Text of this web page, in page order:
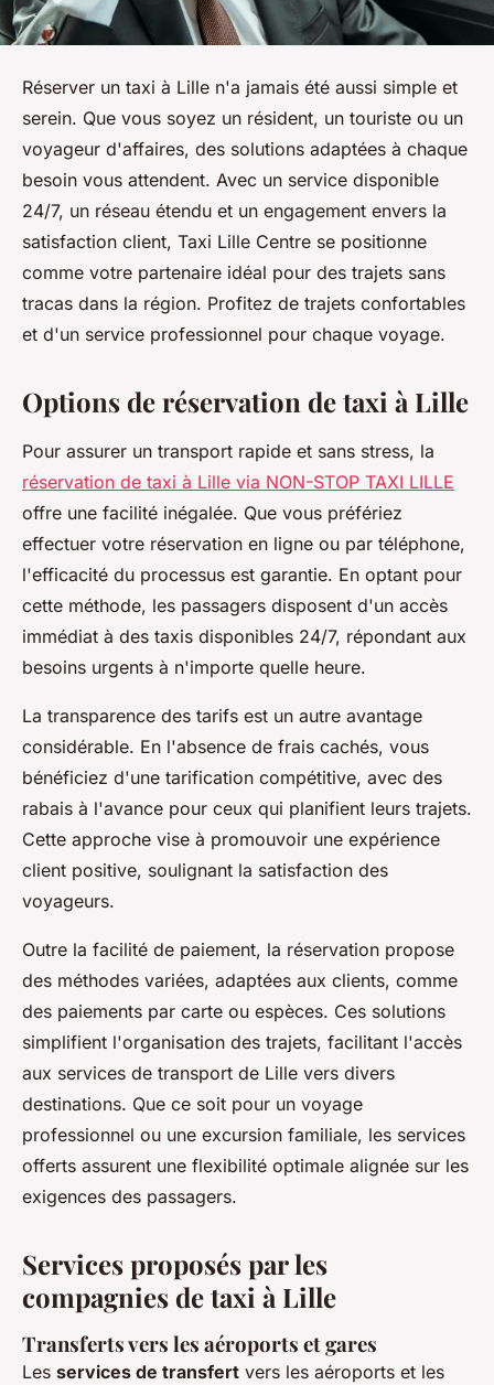
Réserver un taxi à Lille n'a jamais été aussi simple et
serein. Que vous soyez un résident, un touriste ou un
voyageur d'affaires, des solutions adaptées à chaque
besoin vous attendent. Avec un service disponible
24/7, un réseau étendu et un engagement envers la
satisfaction client, Taxi Lille Centre se positionne
comme votre partenaire idéal pour des trajets sans
tracas dans la région. Profitez de trajets confortables
et d'un service professionnel pour chaque voyage.
Options de réservation de taxi à Lille
Pour assurer un transport rapide et sans stress, la
réservation de taxi à Lille via NON-STOP TAXI LILLE
offre une facilité inégalée. Que vous préfériez
effectuer votre réservation en ligne ou par téléphone,
l'efficacité du processus est garantie. En optant pour
cette méthode, les passagers disposent d'un accès
immédiat à des taxis disponibles 24/7, répondant aux
besoins urgents à n'importe quelle heure.
La transparence des tarifs est un autre avantage
considérable. En l'absence de frais cachés, vous
bénéficiez d'une tarification compétitive, avec des
rabais à l'avance pour ceux qui planifient leurs trajets.
Cette approche vise à promouvoir une expérience
client positive, soulignant la satisfaction des
voyageurs.
Outre la facilité de paiement, la réservation propose
des méthodes variées, adaptées aux clients, comme
des paiements par carte ou espèces. Ces solutions
simplifient l'organisation des trajets, facilitant l'accès
aux services de transport de Lille vers divers
destinations. Que ce soit pour un voyage
professionnel ou une excursion familiale, les services
offerts assurent une flexibilité optimale alignée sur les
exigences des passagers.
Services proposés par les
compagnies de taxi à Lille
Transferts vers les aéroports et gares
Les services de transfert vers les aéroports et les